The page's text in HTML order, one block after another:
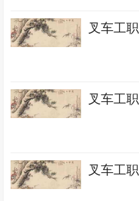
叉车工
叉车工
叉车工